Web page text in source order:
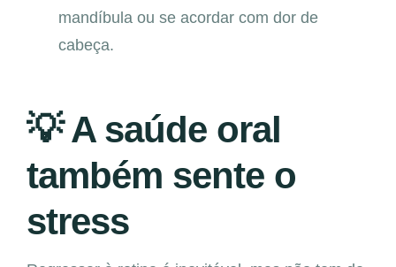
mandíbula ou se acordar com dor de
cabeça.
💡 A saúde oral
também sente o
stress